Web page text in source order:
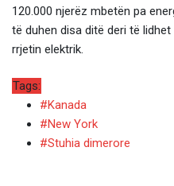
120.000 njerëz mbetën pa
të duhen disa ditë deri të
rrjetin elektrik.
Tags:
#Kanada
#New York
#Stuhia dimerore